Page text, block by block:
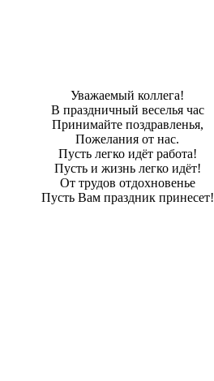
Уважаемый коллега!
В праздничный веселья час
Принимайте поздравленья,
Пожелания от нас.
Пусть легко идёт работа!
Пусть и жизнь легко идёт!
От трудов отдохновенье
Пусть Вам праздник принесет!